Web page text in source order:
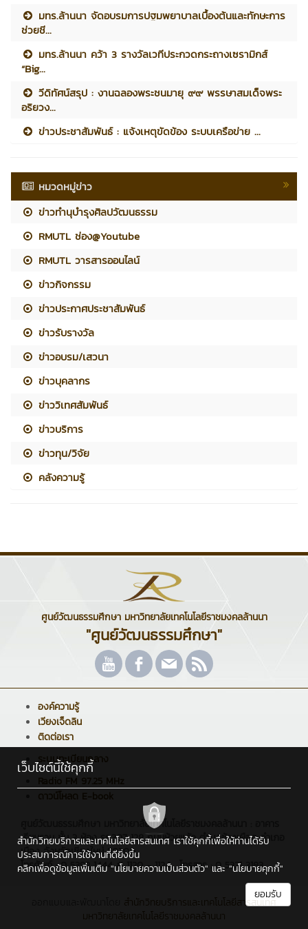
มทร.ล้านนา จัดอบรมการปฐมพยาบาลเบื้องต้นและทักษะการ
ช่วยชี...
มทร.ล้านนา คว้า 3 รางวัลเวทีประกวดกระถางเซรามิกส์
“Big...
วีดิทัศน์สรุป : งานฉลองพระชนมายุ ๙๙ พรรษาสมเด็จพระ
อริยวง...
ข่าวประชาสัมพันธ์ : แจ้งเหตุขัดข้อง ระบบเครือข่าย ...
หมวดหมู่ข่าว
ข่าวทำนุบำรุงศิลปวัฒนธรรม
RMUTL ช่อง@Youtube
RMUTL วารสารออนไลน์
ข่าวกิจกรรม
ข่าวประกาศประชาสัมพันธ์
ข่าวรับรางวัล
ข่าวอบรม/เสวนา
ข่าวบุคลากร
ข่าววิเทศสัมพันธ์
ข่าวบริการ
ข่าวทุน/วิจัย
คลังความรู้
ศูนย์วัฒนธรรมศึกษา มหาวิทยาลัยเทคโนโลยีราชมงคลล้านนา
"ศูนย์วัฒนธรรมศึกษา"
องค์ความรู้
เวียงเจ็ดลิน
ติดต่อเรา
ระบบทะเบียนกลาง
Radio FM 97.25 MHz
ดาวน์โหลด E-book
ศูนย์วัฒนธรรมศึกษา มหาวิทยาลัยเทคโนโลยีราชมงคลล้านนา : อาคาร
เรียนรวม ชั้น 3 ห้อง รร.307 128 ถนนห้วยแก้ว ตำบลช้างเผือก อำเภอ
เมือง จังหวัดเชียงใหม่ 50300
โทรศัพท์ : 0 5392 1444 # 1120 - 1124 , โทรสาร : 0 5321 3183
เว็บไซต์นี้ใช้คุกกี้
สำนักวิทยบริการและเทคโนโลยีสารสนเทศ เราใช้คุกกี้เพื่อให้ท่านได้รับ
ประสบการณ์การใช้งานที่ดียิ่งขึ้น
คลิกเพื่อดูข้อมูลเพิ่มเติม "นโยบายความเป็นส่วนตัว" และ "นโยบายคุกกี้"
ยอมรับ
สำนักวิทยบริการและเทคโนโลยีสารสนเทศ
มหาวิทยาลัยเทคโนโลยีราชมงคลล้านนา